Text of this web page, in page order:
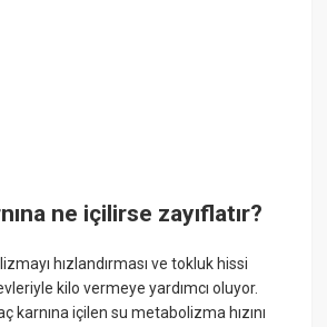
ne içilirse zayıflatır?
hızlandırması ve tokluk hissi
kilo vermeye yardımcı oluyor.
karnına içilen su metabolizma hızını